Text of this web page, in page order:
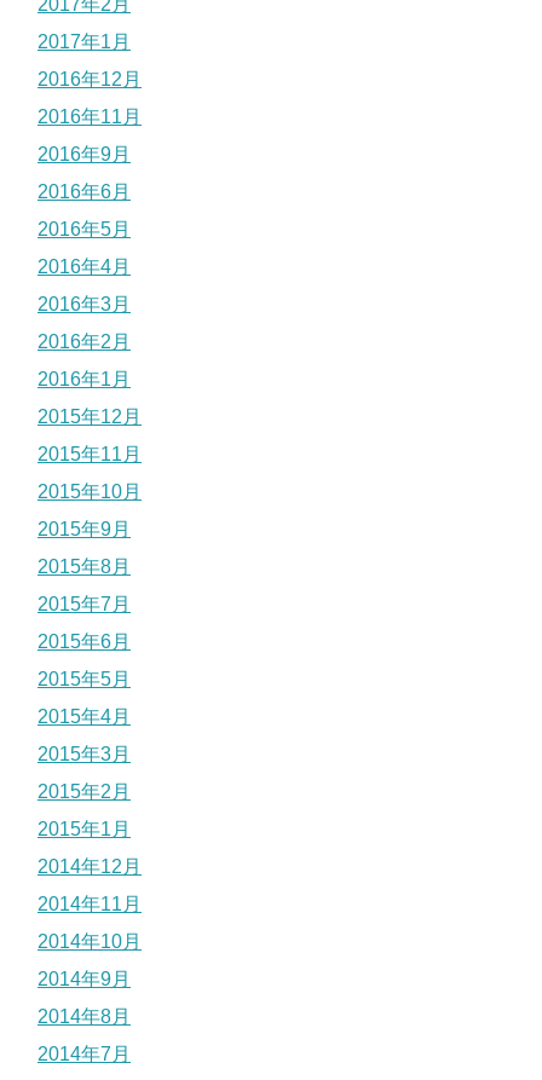
2017年2月
2017年1月
2016年12月
2016年11月
2016年9月
2016年6月
2016年5月
2016年4月
2016年3月
2016年2月
2016年1月
2015年12月
2015年11月
2015年10月
2015年9月
2015年8月
2015年7月
2015年6月
2015年5月
2015年4月
2015年3月
2015年2月
2015年1月
2014年12月
2014年11月
2014年10月
2014年9月
2014年8月
2014年7月